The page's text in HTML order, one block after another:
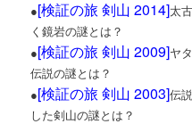
●[検証の旅 剣山 2014]太
く鏡岩の謎とは？
●[検証の旅 剣山 2009]ヤ
伝説の謎とは？
●[検証の旅 剣山 2003]伝
した剣山の謎とは？